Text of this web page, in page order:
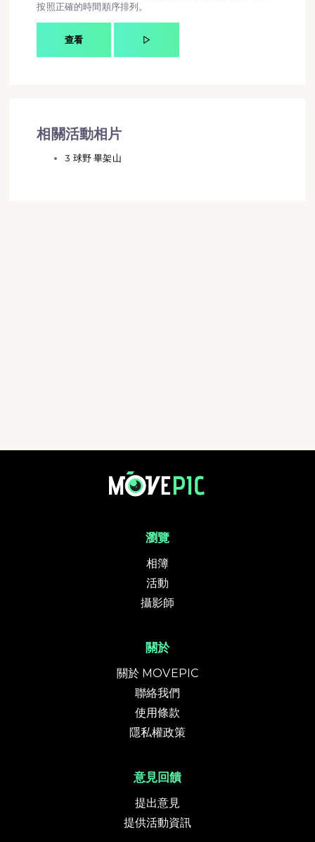
按照正確的時間順序排列。
查看
相關活動相片
3 球野 畢架山
瀏覽
相簿
活動
攝影師
關於
關於 MOVEPIC
聯絡我們
使用條款
隱私權政策
意見回饋
提出意見
提供活動資訊